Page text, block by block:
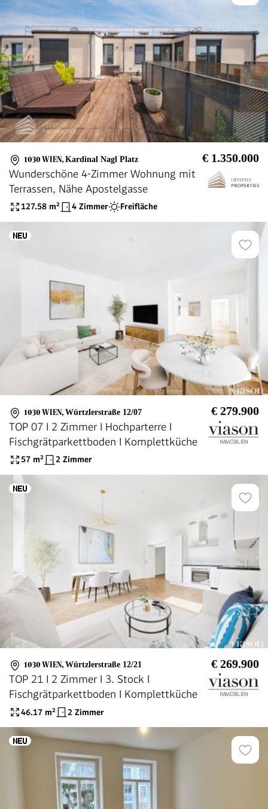
1030 WIEN, Kardinal Nagl Platz € 1.350.000
Wunderschöne 4-Zimmer Wohnung mit
Terrassen, Nähe Apostelgasse
127.58 m² 4 Zimmer Freifläche
1030 WIEN, Würtzlerstraße 12/07 € 279.900
TOP 07 I 2 Zimmer I Hochparterre I
Fischgrätparkettboden I Komplettküche
57 m² 2 Zimmer
1030 WIEN, Würtzlerstraße 12/21 € 269.900
TOP 21 I 2 Zimmer I 3. Stock I
Fischgrätparkettboden I Komplettküche
46.17 m² 2 Zimmer